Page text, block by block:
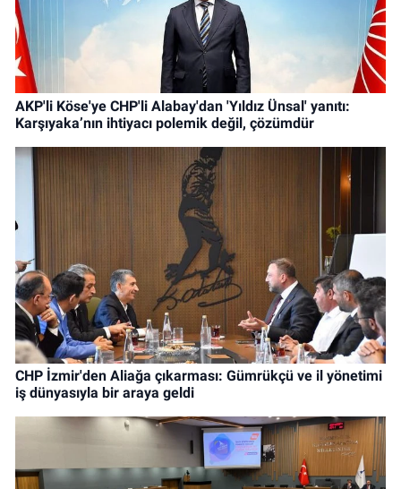
AKP'li Köse'ye CHP'li Alabay'dan 'Yıldız Ünsal' yanıtı:
Karşıyaka’nın ihtiyacı polemik değil, çözümdür
CHP İzmir'den Aliağa çıkarması: Gümrükçü ve il yönetimi
iş dünyasıyla bir araya geldi